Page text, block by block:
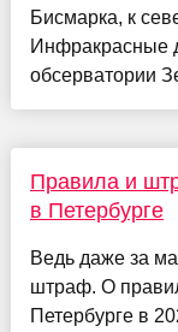
Бисмарка, к
Инфракрасные
обсерватории
Правила и
в Петербурге
Ведь даже за
штраф. О
Петербурге в